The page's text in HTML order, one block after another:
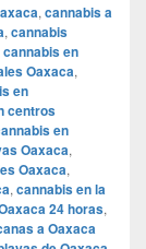
, cannabis a
, cannabis
cannabis en
Oaxaca,
en
centros
en
Oaxaca,
Oaxaca,
, cannabis en la
24 horas,
a Oaxaca